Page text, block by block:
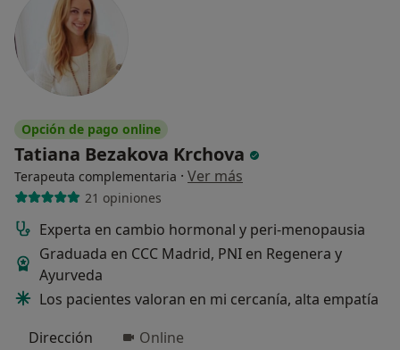
Opción de pago online
Tatiana Bezakova Krchova
Terapeuta complementaria · Ver más
21 opiniones
Experta en cambio hormonal y peri-menopausia
Graduada en CCC Madrid, PNI en Regenera y
Ayurveda
Los pacientes valoran en mi cercanía, alta empatía
Dirección
Online